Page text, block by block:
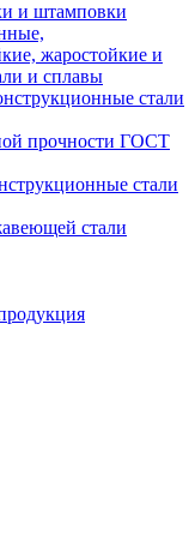
и штамповки
жаростойкие и
и сплавы
стали
прочности ГОСТ
стали
стали